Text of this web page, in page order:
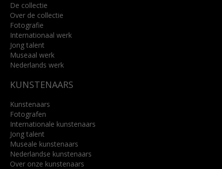
De collectie
Over de collectie
Fotografie
Internationaal werk
Jong talent
Museaal werk
Nederlands werk
KUNSTENAARS
Kunstenaars
Fotografen
Internationale kunstenaars
Jong talent
Museale kunstenaars
Nederlandse kunstenaars
Over onze kunstenaars